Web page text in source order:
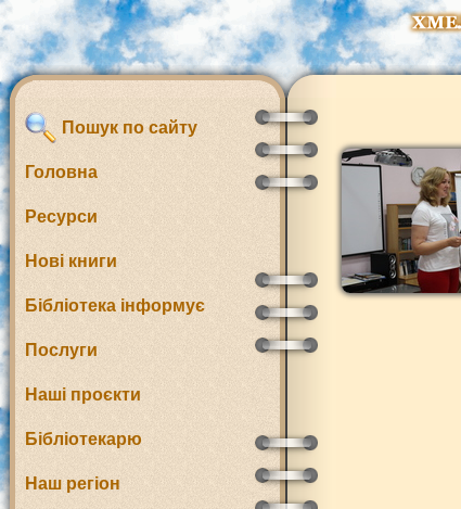
Пошук по сайту
Головна
Ресурси
Нові книги
Бібліотека інформує
Послуги
Наші проєкти
Бібліотекарю
Наш регіон